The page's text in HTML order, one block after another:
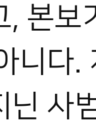
, 본보
니다.
닌 사